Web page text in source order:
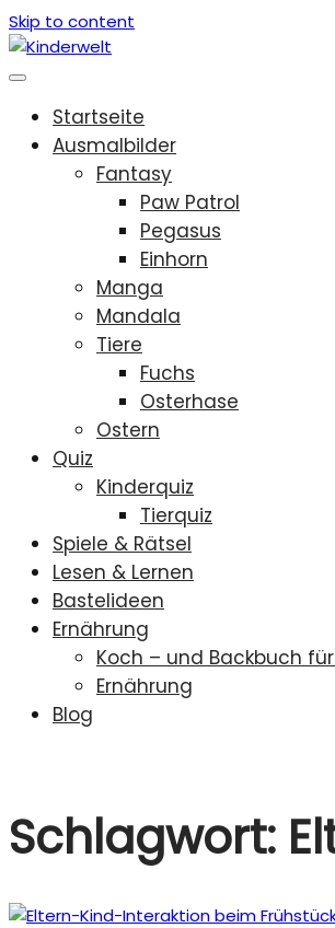
Skip to content
Startseite
Ausmalbilder
Fantasy
Paw Patrol
Pegasus
Einhorn
Manga
Mandala
Tiere
Fuchs
Osterhase
Ostern
Quiz
Kinderquiz
Tierquiz
Spiele & Rätsel
Lesen & Lernen
Bastelideen
Ernährung
Koch – und Backbuch
Ernährung
Blog
Schlagwort: